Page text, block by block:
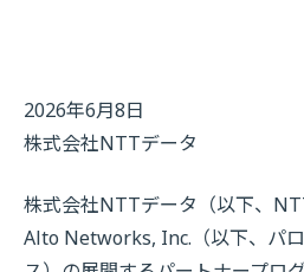
2026年6月8日
株式会社NTTデータ
株式会社NTTデータ（以下、
Alto Networks, Inc.（以下、パ